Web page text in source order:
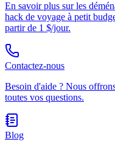
En savoir plus sur les
hack de voyage à petit
partir de 1 $/jour.
Contactez-nous
Besoin d'aide ? Nous
toutes vos questions.
Blog